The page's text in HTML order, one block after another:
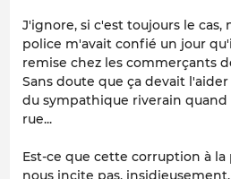
J'ignore, si c'est toujours le cas,
police m'avait confié un jour
remise chez les commerçants
Sans doute que ça devait
du sympathique riverain quand
rue...
Est-ce que cette corruption à